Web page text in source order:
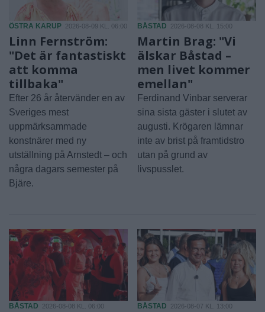
ÖSTRA KARUP 2026-08-09 KL. 06:00
Linn Fernström:
"Det är fantastiskt
att komma
tillbaka"
Efter 26 år återvänder en av
Sveriges mest
uppmärksammade
konstnärer med ny
utställning på Arnstedt – och
några dagars semester på
Bjäre.
BÅSTAD 2026-08-08 KL. 15:00
Martin Brag: "Vi
älskar Båstad –
men livet kommer
emellan"
Ferdinand Vinbar serverar
sina sista gäster i slutet av
augusti. Krögaren lämnar
inte av brist på framtidstro
utan på grund av
livspusslet.
BÅSTAD 2026-08-08 KL. 06:00 BÅSTAD 2026-08-07 KL. 13:00